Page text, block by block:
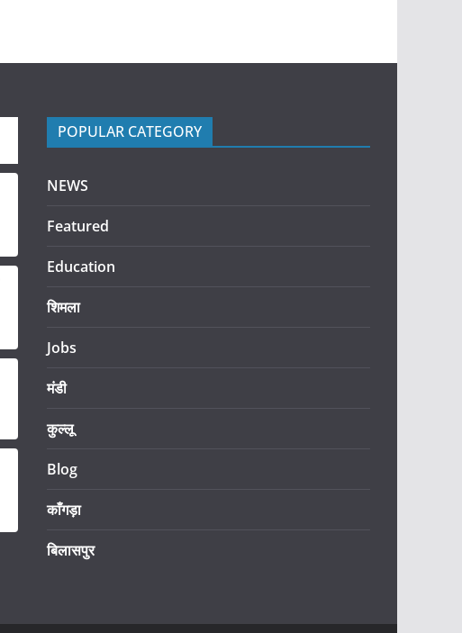
POPULAR CATEGORY
NEWS
Featured
Education
शिमला
Jobs
मंडी
कुल्लू
Blog
काँगड़ा
बिलासपुर